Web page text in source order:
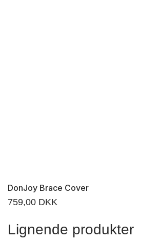
DonJoy Brace Cover
759,00 DKK
Lignende produkter